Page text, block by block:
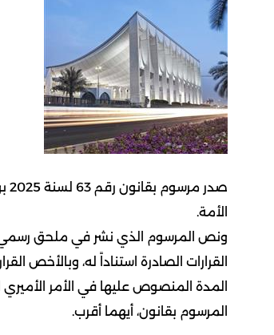
الأمة.
القرارات الصادرة استناداً له، وبالأخص
المرسوم بقانون، أيهما أقرب.